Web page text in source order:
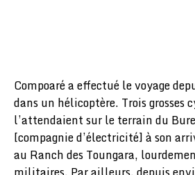
Compoaré a effectué le voyage
dans un hélicoptère. Trois grosses
l’attendaient sur le terrain du
[compagnie d’électricité] à son
au Ranch des Toungara,